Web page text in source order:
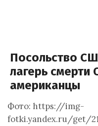
Посольство
лагерь смерти
американцы
Фото: https://img-
fotki.yandex.ru/get/